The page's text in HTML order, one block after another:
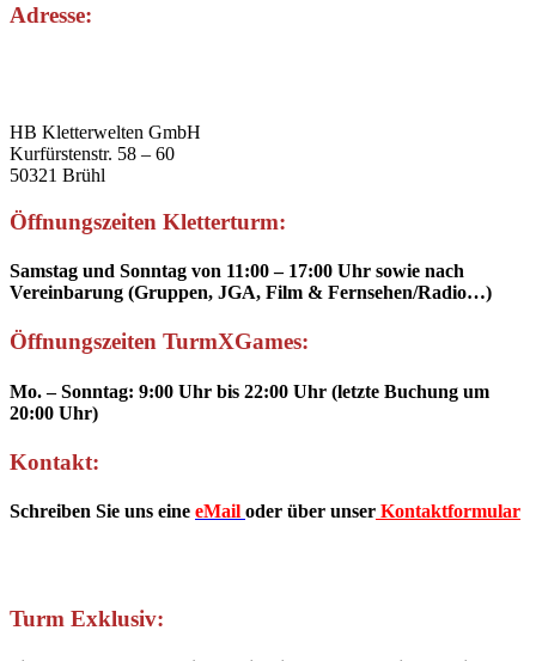
Adresse:
HB Kletterwelten GmbH
Kurfürstenstr. 58 – 60
50321 Brühl
Öffnungszeiten Kletterturm:
Samstag und Sonntag von 11:00 – 17:00 Uhr sowie nach
Vereinbarung (Gruppen, JGA, Film & Fernsehen/Radio…)
Öffnungszeiten TurmXGames:
Mo. – Sonntag: 9:00 Uhr bis 22:00 Uhr (letzte Buchung um
20:00 Uhr)
Kontakt:
Schreiben Sie uns eine eMail oder über unser Kontaktformular
Turm Exklusiv: